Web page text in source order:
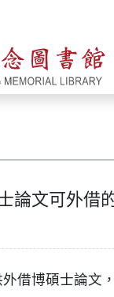
論文可外借
借博碩士論文